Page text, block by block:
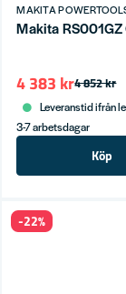
MAKITA
Makita RS001GZ
4 852 kr
4 383 kr
Leveranstid ifrån
3-7 arbetsdagar
Köp
-22%